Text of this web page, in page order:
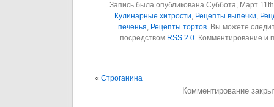
Запись была опубликована Суббота, Март
Кулинарные хитрости, Рецепты выпечки,
печенья, Рецепты тортов. Вы можете
посредством RSS 2.0. Комментирование и
« Строганина
Комментирование